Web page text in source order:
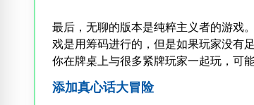
最后，无聊的版本是纯粹主义者的游戏
戏是用筹码进行的，但是如果玩家没有
你在牌桌上与很多紧牌玩家一起玩，可
添加真心话大冒险